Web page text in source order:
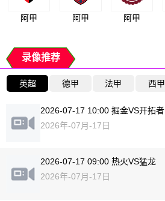
阿甲 阿甲 阿甲
录像推荐
英超 德甲 法甲 西甲
2026-07-17 10:00 掘金VS开拓者
2026年-07月-17日
2026-07-17 09:00 热火VS猛龙
2026年-07月-17日